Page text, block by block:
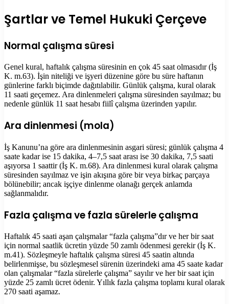
Şartlar ve Temel Hukuki Çerçeve
Normal çalışma süresi
Genel kural, haftalık çalışma süresinin en çok 45 saat olmasıdır (İş
K. m.63). İşin niteliği ve işyeri düzenine göre bu süre haftanın
günlerine farklı biçimde dağıtılabilir. Günlük çalışma, kural olarak
11 saati geçemez. Ara dinlenmeleri çalışma süresinden sayılmaz; bu
nedenle günlük 11 saat hesabı fiilî çalışma üzerinden yapılır.
Ara dinlenmesi (mola)
İş Kanunu’na göre ara dinlenmesinin asgari süresi; günlük çalışma 4
saate kadar ise 15 dakika, 4–7,5 saat arası ise 30 dakika, 7,5 saati
aşıyorsa 1 saattir (İş K. m.68). Ara dinlenmesi kural olarak çalışma
süresinden sayılmaz ve işin akışına göre bir veya birkaç parçaya
bölünebilir; ancak işçiye dinlenme olanağı gerçek anlamda
sağlanmalıdır.
Fazla çalışma ve fazla sürelerle çalışma
Haftalık 45 saati aşan çalışmalar “fazla çalışma”dır ve her bir saat
için normal saatlik ücretin yüzde 50 zamlı ödenmesi gerekir (İş K.
m.41). Sözleşmeyle haftalık çalışma süresi 45 saatin altında
belirlenmişse, bu sözleşmesel sürenin üzerindeki ama 45 saate kadar
olan çalışmalar “fazla sürelerle çalışma” sayılır ve her bir saat için
yüzde 25 zamlı ücret ödenir. Yıllık fazla çalışma toplamı kural olarak
270 saati aşamaz.